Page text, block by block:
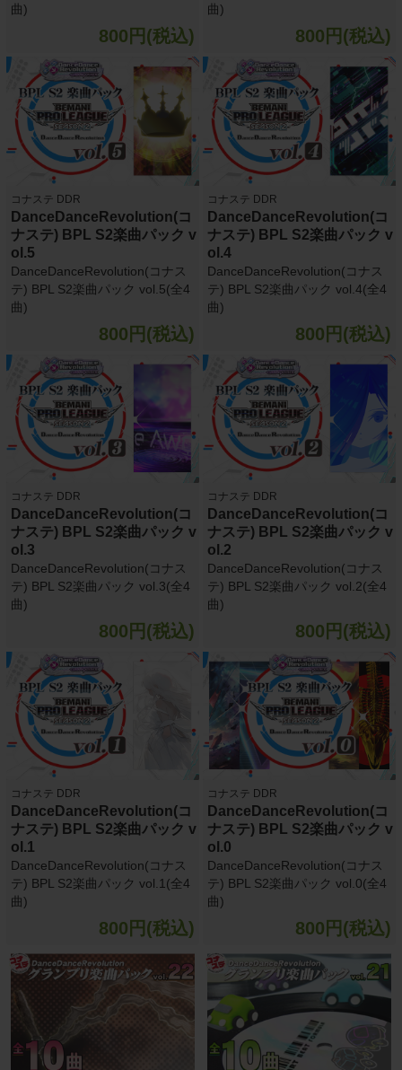
曲)
800円(税込)
曲)
800円(税込)
コナステ DDR
DanceDanceRevolution(コ
ナステ) BPL S2楽曲パック v
ol.5
DanceDanceRevolution(コナス
テ) BPL S2楽曲パック vol.5(全4
曲)
800円(税込)
コナステ DDR
DanceDanceRevolution(コ
ナステ) BPL S2楽曲パック v
ol.4
DanceDanceRevolution(コナス
テ) BPL S2楽曲パック vol.4(全4
曲)
800円(税込)
コナステ DDR
DanceDanceRevolution(コ
ナステ) BPL S2楽曲パック v
ol.3
DanceDanceRevolution(コナス
テ) BPL S2楽曲パック vol.3(全4
曲)
800円(税込)
コナステ DDR
DanceDanceRevolution(コ
ナステ) BPL S2楽曲パック v
ol.2
DanceDanceRevolution(コナス
テ) BPL S2楽曲パック vol.2(全4
曲)
800円(税込)
コナステ DDR
DanceDanceRevolution(コ
ナステ) BPL S2楽曲パック v
ol.1
DanceDanceRevolution(コナス
テ) BPL S2楽曲パック vol.1(全4
曲)
800円(税込)
コナステ DDR
DanceDanceRevolution(コ
ナステ) BPL S2楽曲パック v
ol.0
DanceDanceRevolution(コナス
テ) BPL S2楽曲パック vol.0(全4
曲)
800円(税込)